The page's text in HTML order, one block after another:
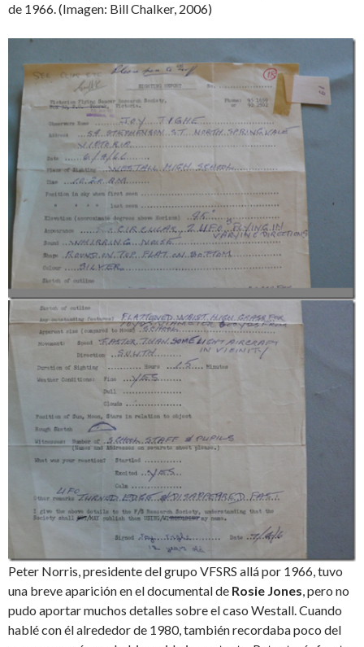
de 1966. (Imagen: Bill Chalker, 2006)
Peter Norris, presidente del grupo VFSRS allá por 1966, tuvo
una breve aparición en el documental de Rosie Jones, pero no
pudo aportar muchos detalles sobre el caso Westall. Cuando
hablé con él alrededor de 1980, también recordaba poco del